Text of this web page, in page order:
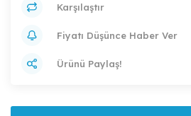
Karşılaştır
Fiyatı Düşünce Haber Ver
Ürünü Paylaş!